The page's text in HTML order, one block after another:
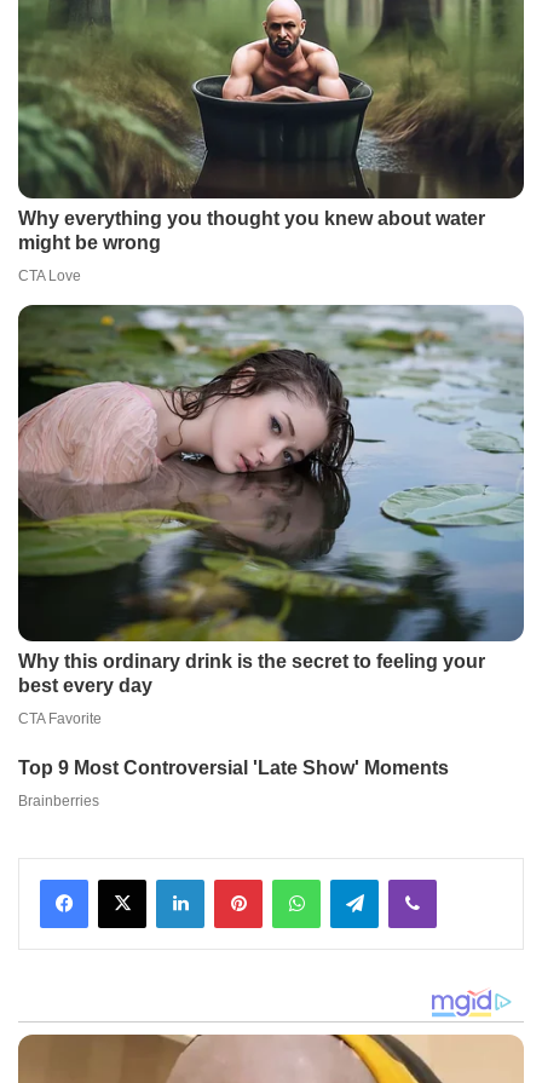
Facebook
X LinkedInPinterestWhatsAppTelegramViber